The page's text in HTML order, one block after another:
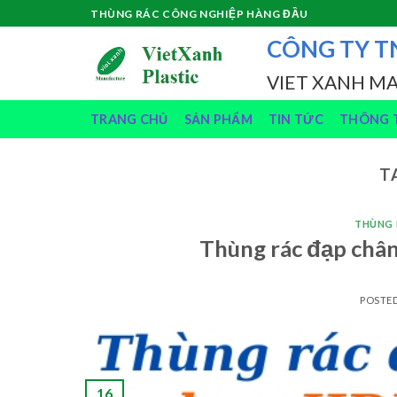
to
THÙNG RÁC CÔNG NGHIỆP HÀNG ĐẦU
CÔNG TY
VIET XANH
TRANG CHỦ SẢN PHẨM TIN TỨC THÔNG
THÙNG
Thùng rác đạp
16